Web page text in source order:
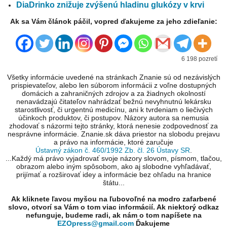
DiaDrinko znižuje zvýšenú hladinu glukózy v krvi
Ak sa Vám článok páčil, vopred ďakujeme za jeho zdieľanie:
6 198 pozretí
Všetky informácie uvedené na stránkach Znanie sú od nezávislých
prispievateľov, alebo len súborom informácii z voľne dostupných
domácich a zahraničných zdrojov a za žiadnych okolností
nenavádzajú čitateľov nahrádzať bežnú nevyhnutnú lekársku
starostlivosť, či urgentnú medicínu, ani k tvrdeniam o liečivých
účinkoch produktov, či postupov. Názory autora sa nemusia
zhodovať s názormi tejto stránky, ktorá nenesie zodpovednosť za
nesprávne informácie. Znanie.sk dáva priestor na slobodu prejavu
a právo na informácie, ktoré zaručuje
Ústavný zákon č. 460/1992 Zb. čl. 26 Ústavy SR
...Každý má právo vyjadrovať svoje názory slovom, písmom, tlačou,
obrazom alebo iným spôsobom, ako aj slobodne vyhľadávať,
prijímať a rozširovať idey a informácie bez ohľadu na hranice
štátu...
Ak kliknete ľavou myšou na ľubovoľné na modro zafarbené
slovo, otvorí sa Vám o tom viac informácií. Ak niektorý odkaz
nefunguje, budeme radi, ak nám o tom napíšete na
EZOpress@gmail.com Ďakujeme